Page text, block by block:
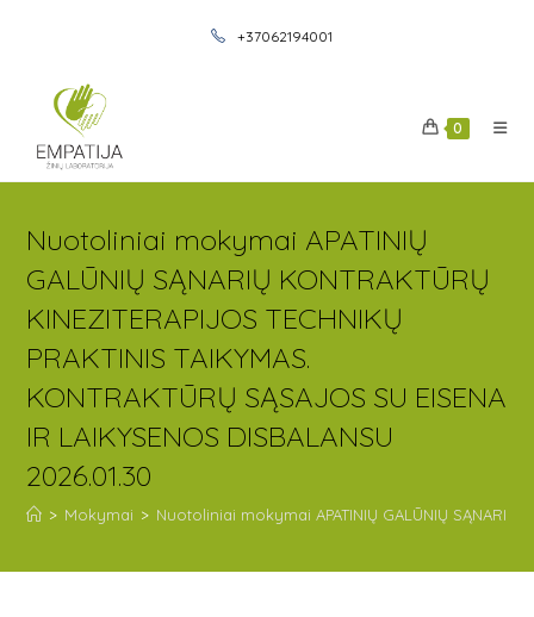
+37062194001
0
Nuotoliniai mokymai APATINIŲ
GALŪNIŲ SĄNARIŲ KONTRAKTŪRŲ
KINEZITERAPIJOS TECHNIKŲ
PRAKTINIS TAIKYMAS.
KONTRAKTŪRŲ SĄSAJOS SU EISENA
IR LAIKYSENOS DISBALANSU
2026.01.30
> Mokymai > Nuotoliniai mokymai APATINIŲ GALŪNIŲ SĄNARIŲ